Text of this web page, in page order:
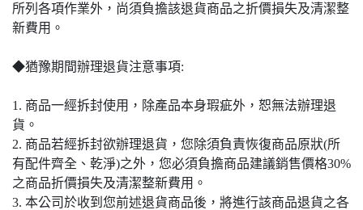
所列各項作業外，尚須負擔該退貨商品之折價損失及清潔整
新費用。
◆猶豫期間辦理退貨注意事項:
1. 商品一經拆封使用，除產品本身瑕疵外，恕無法辦理退
貨。
2. 商品若經拆封欲辦理退貨，您除須負責恢復商品原狀(所
有配件齊全、乾淨)之外，您必須負擔商品建議銷售價格30%
之商品折價損失及清潔整新費用。
3. 本公司於收到您前述退貨商品後，將進行該商品退貨之各